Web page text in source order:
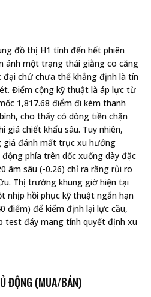
đồ thị H1 tính đến hết phiên
ánh một trạng thái giằng co căng
chứ chưa thể khẳng định là tín
Điểm cộng kỹ thuật là áp lực từ
1,817.68 điểm đi kèm thanh
cho thấy có dòng tiền chặn
giá chiết khấu sâu. Tuy nhiên,
đánh mất trục xu hướng
phía trên dốc xuống dày đặc
âm sâu (-0.26) chỉ ra rằng rủi ro
Thị trường khung giờ hiện tại
nhịp hồi phục kỹ thuật ngắn hạn
điểm) để kiểm định lại lực cầu,
test đáy mang tính quyết định xu
ĐỘNG (MUA/BÁN)